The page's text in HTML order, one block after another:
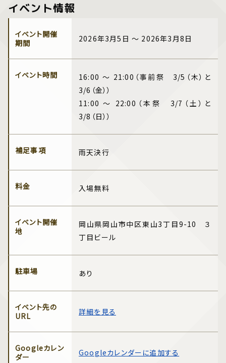
イベント情報
イベント開催
期間
2026年3月5日 ～ 2026年3月8日
イベント時間
16:00 ～ 21:00（事前祭 3/5（木）と
3/6（金））
11:00 ～ 22:00（本祭 3/7（土）と
3/8（日））
補足事項 雨天決行
料金 入場無料
イベント開催
地
岡山県岡山市中区東山3丁目9-10 ３
丁目ビール
駐車場 あり
イベント先の
URL
詳細を見る
Googleカレン
ダー
Googleカレンダーに追加する